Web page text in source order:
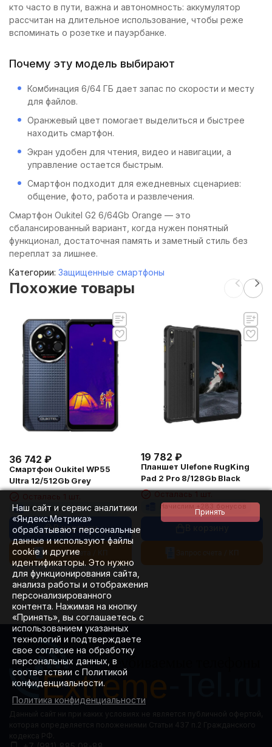
кто часто в пути, важна и автономность: аккумулятор
рассчитан на длительное использование, чтобы реже
вспоминать о розетке и пауэрбанке.
Почему эту модель выбирают
Комбинация 6/64 ГБ дает запас по скорости и месту
для файлов.
Оранжевый цвет помогает выделиться и быстрее
находить смартфон.
Экран удобен для чтения, видео и навигации, а
управление остается быстрым.
Смартфон подходит для ежедневных сценариев:
общение, фото, работа и развлечения.
Смартфон Oukitel G2 6/64Gb Orange — это
сбалансированный вариант, когда нужен понятный
функционал, достаточная память и заметный стиль без
переплат за лишнее.
Категории: Защищенные смартфоны
Похожие товары
36 742 ₽
Смартфон Oukitel WP55
Ultra 12/512Gb Grey
Начислим +525 бонусов
В корзину
Запрос счета / КП
19 782 ₽
Планшет Ulefone RugKing
Pad 2 Pro 8/128Gb Black
Начислим + бонусов
Наш сайт и сервис аналитики
«Яндекс.Метрика»
обрабатывают персональные
данные и используют файлы
cookie и другие
идентификаторы. Это нужно
для функционирования сайта,
анализа работы и отображения
персонализированного
контента. Нажимая на кнопку
«Принять», вы соглашаетесь с
использованием указанных
технологий и подтверждаете
свое согласие на обработку
персональных данных, в
соответствии с Политикой
конфиденциальности.
Политика конфиденциальности